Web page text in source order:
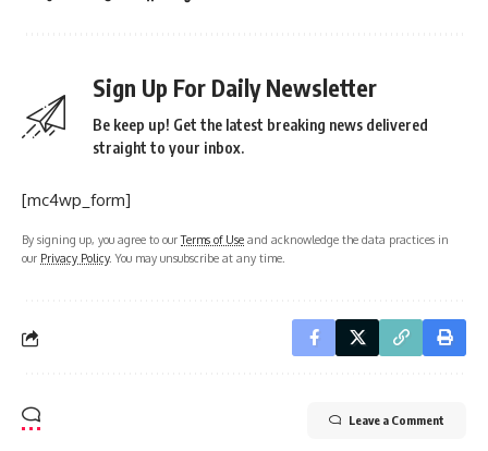
Sign Up For Daily Newsletter
Be keep up! Get the latest breaking news delivered
straight to your inbox.
[mc4wp_form]
By signing up, you agree to ourTerms of Use and acknowledge the data practices in
our Privacy Policy. You may unsubscribe at any time.
Leave a Comment